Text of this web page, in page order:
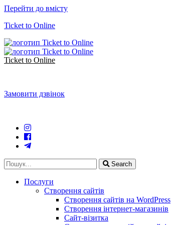
Перейти до вмісту
Ticket to Online
Ticket to Online
Замовити дзвінок
Search
Послуги
Створення сайтів
Створення сайтів на WordPress
Створення інтернет-магазинів
Сайт-візитка